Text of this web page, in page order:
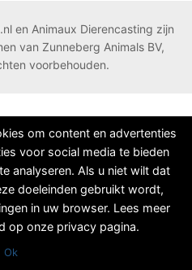
en Animaux Dierencasting zijn
van Zunneberg Animals BV,
voorbehouden.
om content en advertenties
voor social media te bieden
analyseren. Als u niet wilt dat
doeleinden gebruikt wordt,
in uw browser. Lees meer
op onze privacy pagina.
Ok